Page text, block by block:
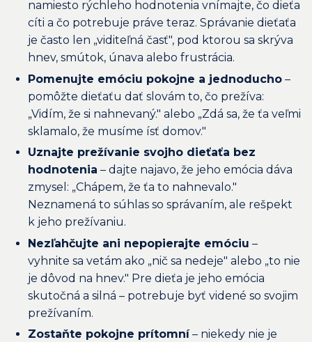
namiesto rýchleho hodnotenia vnímajte, čo dieťa
cíti a čo potrebuje práve teraz. Správanie dieťaťa
je často len „viditeľná časť", pod ktorou sa skrýva
hnev, smútok, únava alebo frustrácia.
Pomenujte emóciu pokojne a jednoducho –
pomôžte dieťaťu dať slovám to, čo prežíva:
„Vidím, že si nahnevaný." alebo „Zdá sa, že ťa veľmi
sklamalo, že musíme ísť domov."
Uznajte prežívanie svojho dieťaťa bez
hodnotenia – dajte najavo, že jeho emócia dáva
zmysel: „Chápem, že ťa to nahnevalo."
Neznamená to súhlas so správaním, ale rešpekt
k jeho prežívaniu.
Nezľahčujte ani nepopierajte emóciu –
vyhnite sa vetám ako „nič sa nedeje" alebo „to nie
je dôvod na hnev." Pre dieťa je jeho emócia
skutočná a silná – potrebuje byť videné so svojim
prežívaním.
Zostaňte pokojne prítomní– niekedy nie je